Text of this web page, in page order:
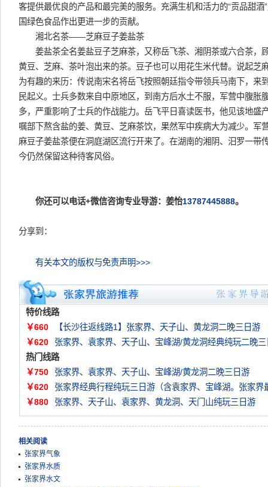
客提供最优良的产品和最完美的服务。充满生机和活力的“贡品甜酒
国绿色食品作出更进一步的贡献。
湘北名茶——芝麻豆子姜盐茶
姜盐茶全名姜盐豆子芝麻茶，又称岳飞茶、湘阴茶或六合茶，
黄豆、芝麻、茶叶泡出来的茶。豆子也可以用花生米代替。说起芝
为有趣的来历：传说南宋名将岳飞按照朝廷指令带领兵马南下，来
民起义。士兵多数来自中原地区，到南方后水土不服，军营中腹胀
多，严重影响了士兵的作战能力。岳飞平日喜读医书，他见该地盛
嘱部下熬含盐的姜、黄豆、芝麻茶饮，果然军中疾病大为减少。军
麻豆子姜盐茶便在洞庭湖区流行开来了。在湖南的湘阴、汨罗一带
今仍然保留这种待客风俗。
你还可以电话+微信咨询专业导游：姜怡13787445888。
分享到：
有关本文的版权与免责声明>>>
特价线路
￥660
【长沙往返线路1】张家界、天子山、黄龙洞二晚三日游
￥620
张家界、袁家界、天子山、宝峰湖/黄龙洞经典纯玩二晚三
热门线路
￥750
张家界、袁家界、天子山、宝峰湖/黄龙洞二晚三日游
￥620
张家界经典行程纯玩三日游（含袁家界、宝峰湖。张家界
￥880
张家界、天子山、袁家界、黄龙洞、天门山纯玩三日游
相关阅读
张家界气象
张家界水质
张家界水文